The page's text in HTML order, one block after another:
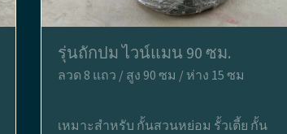
รุ่นถักปม ไวน์แมน 90 ซม.
ลวด 8 แถว / สูง 90 ซม / ห่าง 15 ซม
เหมาะสำหรับ กั้นสวนหย่อม รั้วเตี้ย กั้น